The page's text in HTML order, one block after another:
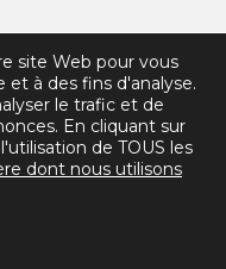
site Web pour vous
et à des fins d'analyse.
le trafic et de
En cliquant sur
de TOUS les
dont nous utilisons